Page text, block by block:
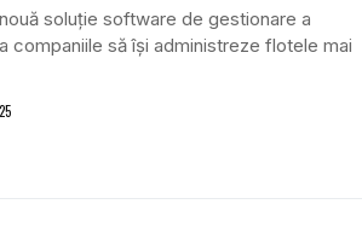
soluție software de gestionare a
companiile să își administreze flotele mai